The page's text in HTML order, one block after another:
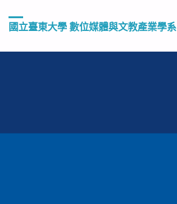
國立臺東大學 數位媒體與文教產業學系